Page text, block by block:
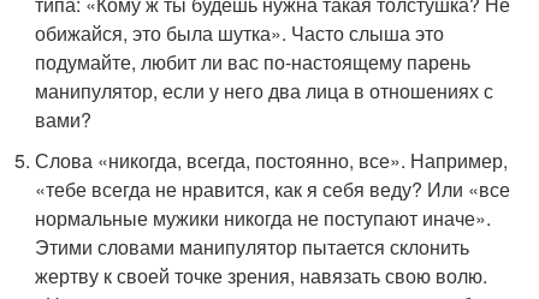
обижайся, это была шутка». Часто слыша это
подумайте, любит ли вас по-настоящему парень
манипулятор, если у него два лица в отношениях с
вами?
Слова «никогда, всегда, постоянно, все». Например,
«тебе всегда не нравится, как я себя веду? Или «все
нормальные мужики никогда не поступают иначе».
Этими словами манипулятор пытается склонить
жертву к своей точке зрения, навязать свою волю.